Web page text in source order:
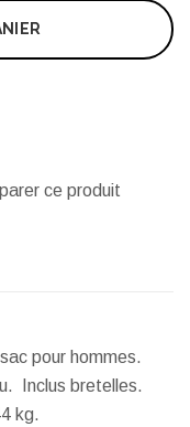
ce produit
pour hommes.
Inclus bretelles.
kg.